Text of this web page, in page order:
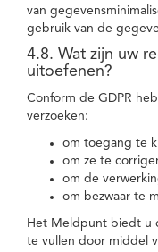
van
gebruik van de
4.8. Wat zijn uw
uitoefenen?
Conform de GDPR
verzoeken:
om toegang te
om ze te
om de
om bezwaar te
Het Meldpunt biedt u
te vullen door middel